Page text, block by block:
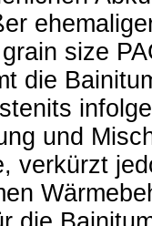
size
die
und
verkürzt